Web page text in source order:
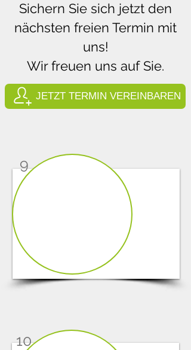
Sichern Sie sich jetzt den
nächsten freien Termin mit
uns!
Wir freuen uns auf Sie.
JETZT TERMIN VEREINBAREN
9
10